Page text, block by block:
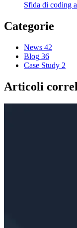
Sfida di coding
Categorie
News 42
Blog 36
Case Study 2
Articoli